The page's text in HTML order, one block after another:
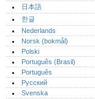
日本語
한글
Nederlands
Norsk (bokmål)‎
Polski
Português (Brasil)
Português‎
Русский
Svenska